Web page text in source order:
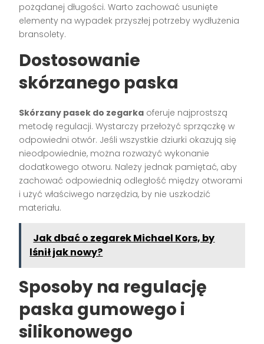
pożądanej długości. Warto zachować usunięte
elementy na wypadek przyszłej potrzeby wydłużenia
bransolety.
Dostosowanie
skórzanego paska
Skórzany pasek do zegarka oferuje najprostszą
metodę regulacji. Wystarczy przełożyć sprzączkę w
odpowiedni otwór. Jeśli wszystkie dziurki okazują się
nieodpowiednie, można rozważyć wykonanie
dodatkowego otworu. Należy jednak pamiętać, aby
zachować odpowiednią odległość między otworami
i użyć właściwego narzędzia, by nie uszkodzić
materiału.
Jak dbać o zegarek Michael Kors, by
lśnił jak nowy?
Sposoby na regulację
paska gumowego i
silikonowego